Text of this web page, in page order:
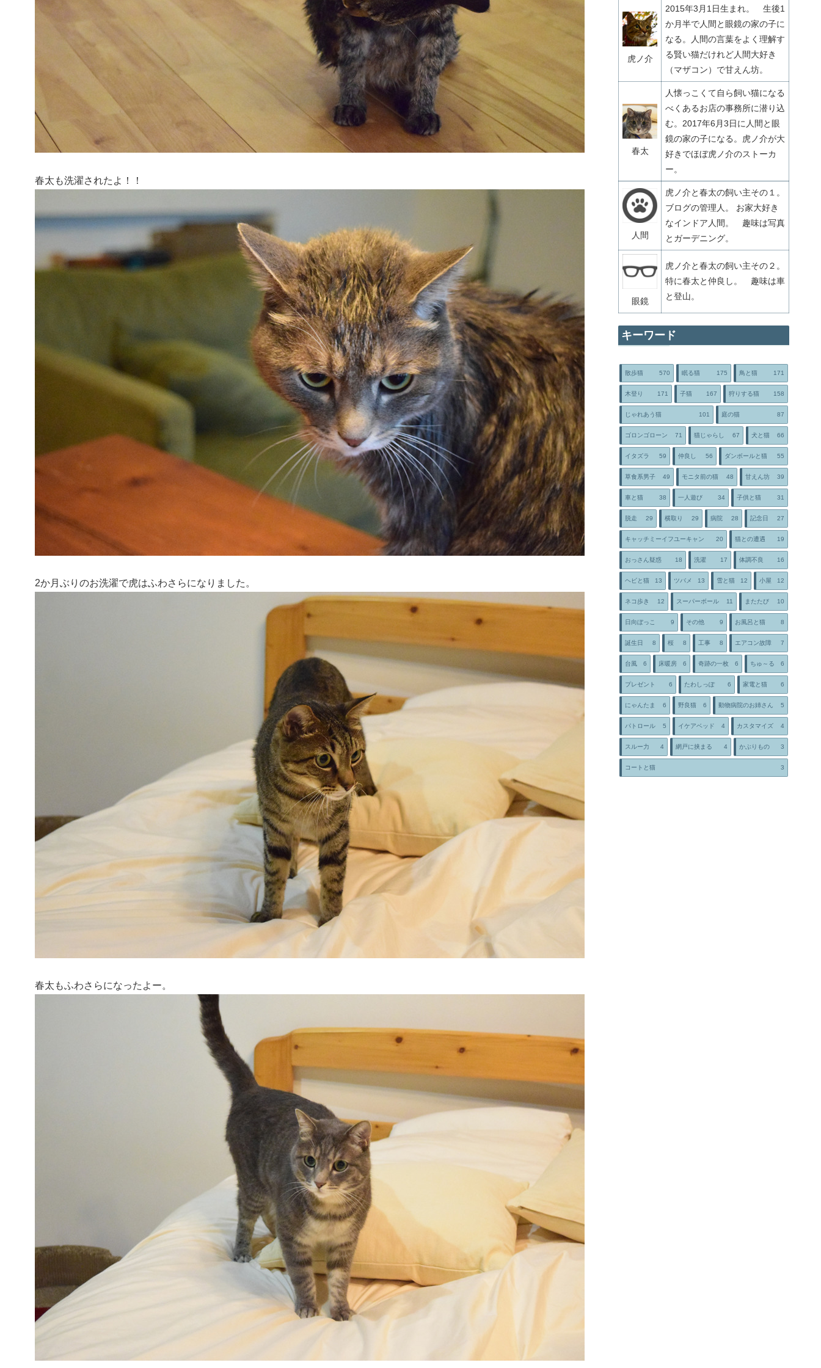
春太も洗濯されたよ！！
2か月ぶりのお洗濯で虎はふわさらになりました。
春太もふわさらになったよー。
虎ノ介
2015年3月1日生まれ。 生後1
か月半で人間と眼鏡の家の子に
なる。人間の言葉をよく理解す
る賢い猫だけれど人間大好き
（マザコン）で甘えん坊。
春太
人懐っこくて自ら飼い猫になる
べくあるお店の事務所に潜り込
む。2017年6月3日に人間と眼
鏡の家の子になる。虎ノ介が大
好きでほぼ虎ノ介のストーカ
ー。
人間
虎ノ介と春太の飼い主その１。
ブログの管理人。 お家大好き
なインドア人間。 趣味は写真
とガーデニング。
眼鏡
虎ノ介と春太の飼い主その２。
特に春太と仲良し。 趣味は車
と登山。
キーワード
散歩猫 570 眠る猫 175 鳥と猫 171
木登り 171 子猫 167 狩りする猫 158
じゃれあう猫 101 庭の猫 87
ゴロンゴローン 71 猫じゃらし 67 犬と猫 66
イタズラ 59 仲良し 56 ダンボールと猫 55
草食系男子 49 モニタ前の猫 48 甘えん坊 39
車と猫 38 一人遊び 34 子供と猫 31
脱走 29 横取り 29 病院 28 記念日 27
キャッチミーイフユーキャン 20 猫との遭遇 19
おっさん疑惑 18 洗濯 17 体調不良 16
ヘビと猫 13 ツバメ 13 雪と猫 12 小屋 12
ネコ歩き 12 スーパーボール 11 またたび 10
日向ぼっこ 9 その他 9 お風呂と猫 8
誕生日 8 桜 8 工事 8 エアコン故障 7
台風 6 床暖房 6 奇跡の一枚 6 ちゅ～る 6
プレゼント 6 たわしっぽ 6 家電と猫 6
にゃんたま 6 野良猫 6 動物病院のお姉さん 5
パトロール 5 イケアベッド 4 カスタマイズ 4
スルー力 4 網戸に挟まる 4 かぶりもの 3
コートと猫 3